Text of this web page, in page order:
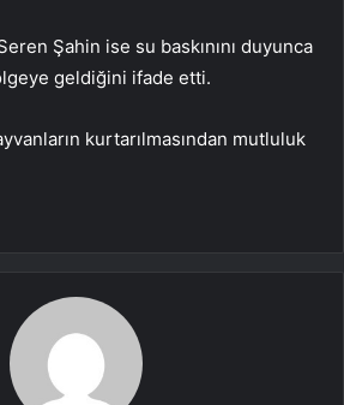
Şahin ise su baskınını duyunca
geldiğini ifade etti.
kurtarılmasından mutluluk